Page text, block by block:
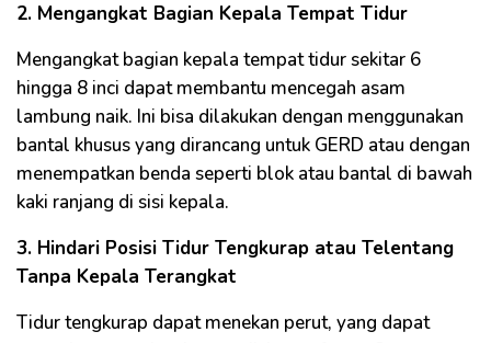
2. Mengangkat Bagian Kepala Tempat Tidur
Mengangkat bagian kepala tempat tidur sekitar 6
hingga 8 inci dapat membantu mencegah asam
lambung naik. Ini bisa dilakukan dengan menggunakan
bantal khusus yang dirancang untuk GERD atau dengan
menempatkan benda seperti blok atau bantal di bawah
kaki ranjang di sisi kepala.
3. Hindari Posisi Tidur Tengkurap atau Telentang
Tanpa Kepala Terangkat
Tidur tengkurap dapat menekan perut, yang dapat